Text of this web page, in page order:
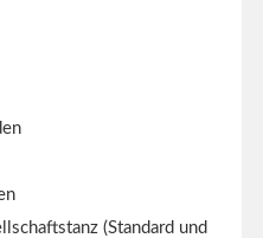
(Standard und